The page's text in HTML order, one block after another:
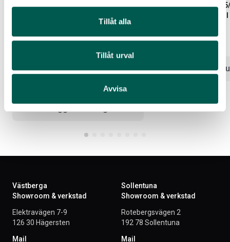
Tillåt alla
Tillåt urval
Avvisa
YOKOHAMA DUBB I TPMS
Artikelnr:RA1406
19′ BROCK SVART I
Lägg i
Västberga
Showroom & verkstad
Elektravägen 7-9
126 30 Hägersten
Mail
Sollentuna
Showroom & verkstad
Rotebergsvägen 2
192 78 Sollentuna
Mail